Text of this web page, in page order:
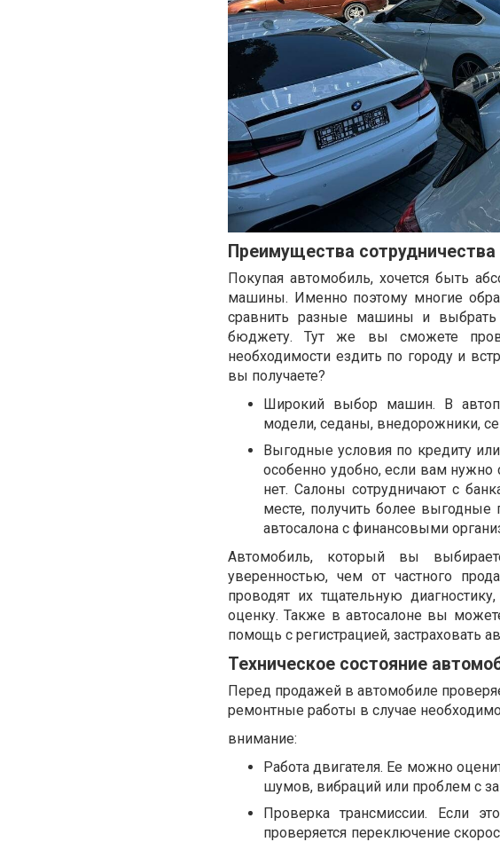
Преимущества
Покупая автомобиль, хочется быть
машины. Именно поэтому многие
сравнить разные машины и выбрать
бюджету. Тут же вы сможете
необходимости ездить по городу и
вы получаете?
Широкий выбор машин. В
модели, седаны, внедорожники,
Выгодные условия по кредиту
особенно удобно, если вам
нет. Салоны сотрудничают с
месте, получить более выгодные
автосалона с финансовыми
Автомобиль, который вы
уверенностью, чем от частного
проводят их тщательную
оценку. Также в автосалоне вы
помощь с регистрацией, застраховать
Техническое состояние
Перед продажей в автомобиле
ремонтные работы в случае
внимание:
Работа двигателя. Ее можно
шумов, вибраций или проблем с
Проверка трансмиссии. Если
проверяется переключение